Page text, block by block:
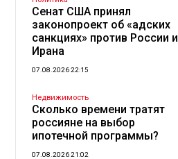
Сенат США принял
законопроект об «адских
санкциях» против России и
Ирана
07.08.2026 22:15
Недвижимость
Сколько времени тратят
россияне на выбор
ипотечной программы?
07.08.2026 21:02